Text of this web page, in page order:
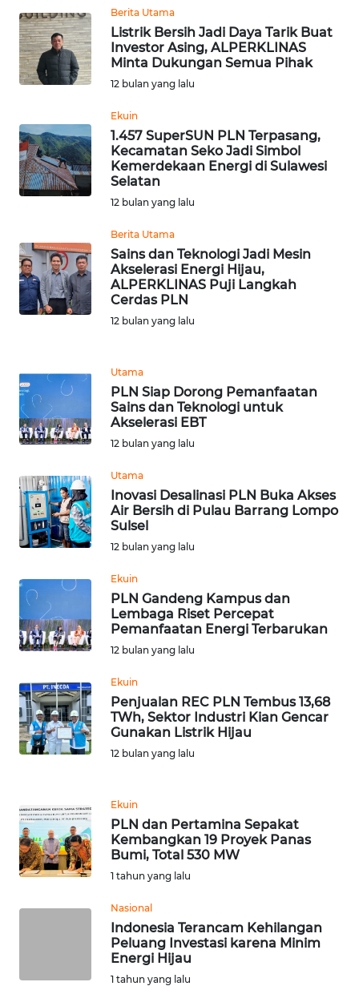
Berita Utama
Listrik Bersih Jadi Daya Tarik Buat
Investor Asing, ALPERKLINAS
Minta Dukungan Semua Pihak
12 bulan yang lalu
Ekuin
1.457 SuperSUN PLN Terpasang,
Kecamatan Seko Jadi Simbol
Kemerdekaan Energi di Sulawesi
Selatan
12 bulan yang lalu
Berita Utama
Sains dan Teknologi Jadi Mesin
Akselerasi Energi Hijau,
ALPERKLINAS Puji Langkah
Cerdas PLN
12 bulan yang lalu
Utama
PLN Siap Dorong Pemanfaatan
Sains dan Teknologi untuk
Akselerasi EBT
12 bulan yang lalu
Utama
Inovasi Desalinasi PLN Buka Akses
Air Bersih di Pulau Barrang Lompo
Sulsel
12 bulan yang lalu
Ekuin
PLN Gandeng Kampus dan
Lembaga Riset Percepat
Pemanfaatan Energi Terbarukan
12 bulan yang lalu
Ekuin
Penjualan REC PLN Tembus 13,68
TWh, Sektor Industri Kian Gencar
Gunakan Listrik Hijau
12 bulan yang lalu
Ekuin
PLN dan Pertamina Sepakat
Kembangkan 19 Proyek Panas
Bumi, Total 530 MW
1 tahun yang lalu
Nasional
Indonesia Terancam Kehilangan
Peluang Investasi karena Minim
Energi Hijau
1 tahun yang lalu
WN
TAPANULI
TENGAH
SERDANG
WN
TEBING
WN
PAKPAK
WN
BEKASI
WN
BOGOR
WN
DEPOK
WN
WN
SAMOSIR
PADANG
LAWAS
WN
WN
CIANJUR
WN